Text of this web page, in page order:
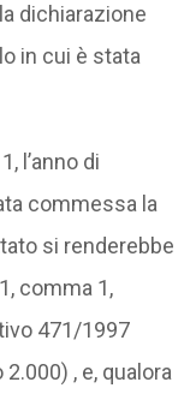
dichiarazione
in cui è stata
l’anno di
commessa la
si renderebbe
comma 1,
471/1997
, e, qualora